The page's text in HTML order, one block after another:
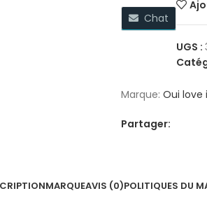
Chat
UGS :
Marque: Oui love
Partager:
MARQUEAVIS (0)POLITIQUES DU